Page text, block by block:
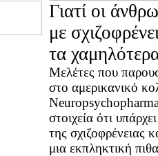
Γιατί οι
με
τα
Μελέτες που
στο αμερικανικό
στοιχεία ότι
της σχιζοφρένειας
μια εκπληκτική